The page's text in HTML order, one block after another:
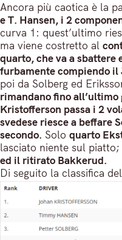
Ancora più caotica è la
e T. Hansen, i 2
curva 1: quest’ultimo
ma viene costretto al
quarto, che va a sbattere
furbamente compiendo
poi da Solberg ed
rimandano fino all’ultimo
Kristofferson passa i 2
svedese riesce a beffare
secondo. Solo quarto
lasciato niente sul piatto;
ed il ritirato Bakkerud.
Di seguito la classifica